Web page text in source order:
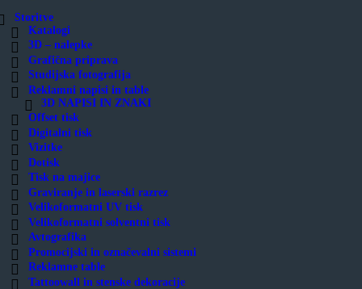
Storitve
Katalogi
3D – nalepke
Grafična priprava
Studijska fotografija
Reklamni napisi in table
3D NAPISI IN ZNAKI
Offset tisk
Digitalni tisk
Vizitke
Dotisk
Tisk na majice
Graviranje in laserski razrez
Velikoformatni UV tisk
Velikoformatni solventni tisk
Avtografika
Promocijski in označevalni sistemi
Reklamne table
Tattoowall in stenske dekoracije